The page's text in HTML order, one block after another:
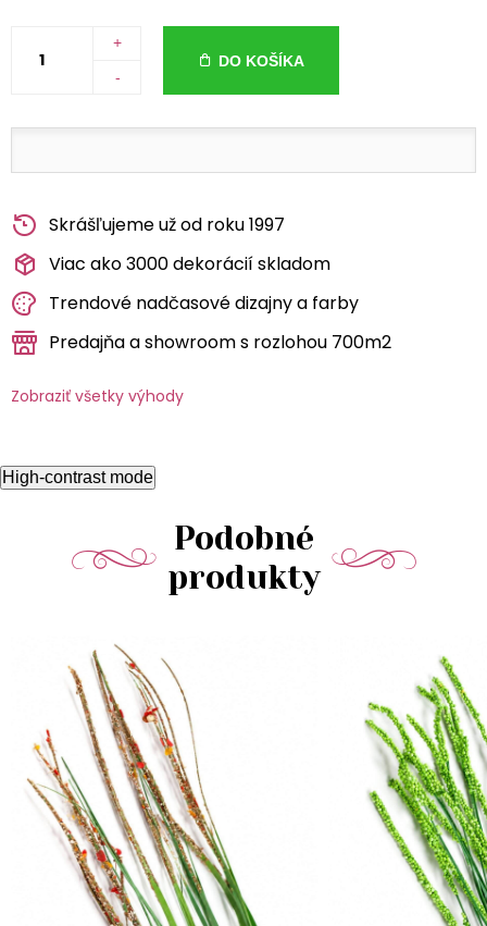
+
-
DO KOŠÍKA
Skrášľujeme už od roku 1997
Viac ako 3000 dekorácií skladom
Trendové nadčasové dizajny a farby
Predajňa a showroom s rozlohou 700m2
Zobraziť všetky výhody
High-contrast mode
Podobné
produkty